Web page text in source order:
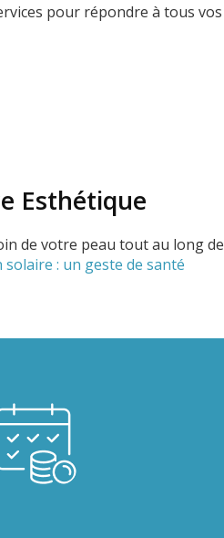
pour répondre à tous vos
Esthétique
de votre peau tout au long de
: un geste de santé